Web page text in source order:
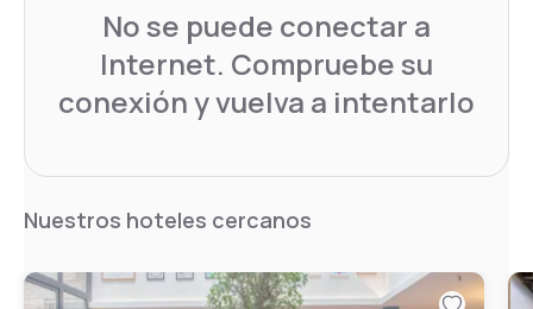
No se puede conectar a
Internet. Compruebe su
conexión y vuelva a intentarlo
Nuestros hoteles cercanos